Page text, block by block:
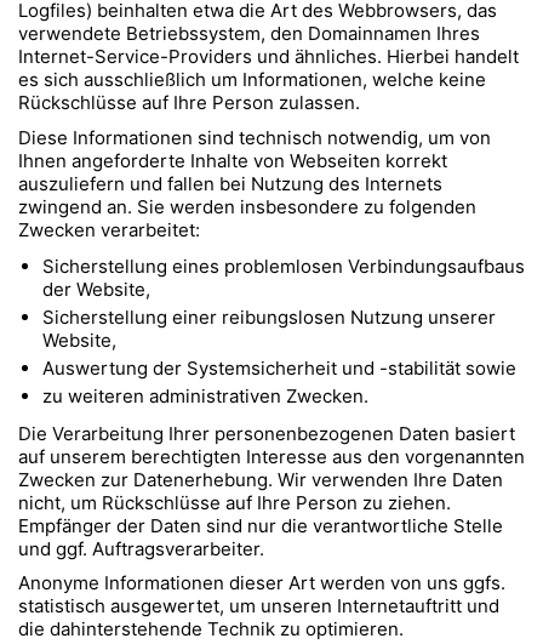
Logfiles) beinhalten etwa die Art des Webbrowsers, das
verwendete Betriebssystem, den Domainnamen Ihres
Internet-Service-Providers und ähnliches. Hierbei handelt
es sich ausschließlich um Informationen, welche keine
Rückschlüsse auf Ihre Person zulassen.
Diese Informationen sind technisch notwendig, um von
Ihnen angeforderte Inhalte von Webseiten korrekt
auszuliefern und fallen bei Nutzung des Internets
zwingend an. Sie werden insbesondere zu folgenden
Zwecken verarbeitet:
Sicherstellung eines problemlosen Verbindungsaufbaus
der Website,
Sicherstellung einer reibungslosen Nutzung unserer
Website,
Auswertung der Systemsicherheit und -stabilität sowie
zu weiteren administrativen Zwecken.
Die Verarbeitung Ihrer personenbezogenen Daten basiert
auf unserem berechtigten Interesse aus den vorgenannten
Zwecken zur Datenerhebung. Wir verwenden Ihre Daten
nicht, um Rückschlüsse auf Ihre Person zu ziehen.
Empfänger der Daten sind nur die verantwortliche Stelle
und ggf. Auftragsverarbeiter.
Anonyme Informationen dieser Art werden von uns ggfs.
statistisch ausgewertet, um unseren Internetauftritt und
die dahinterstehende Technik zu optimieren.